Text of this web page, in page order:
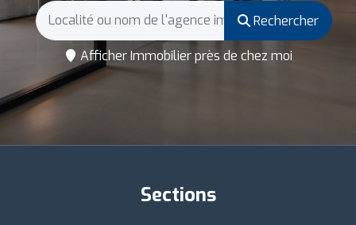
Rechercher
Afficher Immobilier près de chez moi
Sections